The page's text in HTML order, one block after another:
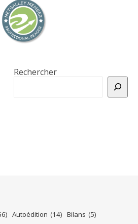
Rechercher
Autoédition (14) Bilans (5)